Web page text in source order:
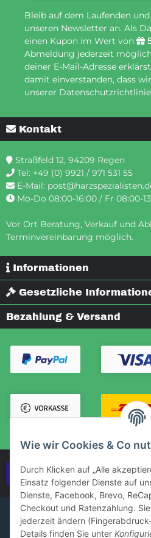
Wie wir Cookies & Co
Durch Klicken auf „Alle
Einsatz folgender Dienste auf
Dienste, Facebook, Brevo,
Checkout und Ratenzahlung.
jederzeit ändern
Details finden Sie unter
Bleib auf dem Laufenden
unseren Newsletter an. Als
einen Kupon im Wert von
Abmeldung jederzeit
deiner E-Mail-Adresse
damit einverstanden, dass
unserer
Kontakt
Straßfeld 12, 94209 Regen
Tel: +49 (0) 9921 / 971 531 55
E-Mail:
Mo-Do 08:00-16:00 / Fr 08:00-
Vor Ort Beratung, Verkauf und
Terminvereinbarung möglich.
Informationen
Gesetzliche
Bezahlung & Versand
Vertrag widerrufen